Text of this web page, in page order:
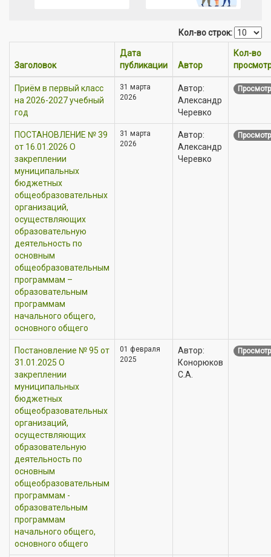
Кол-во строк:
Заголовок
Дата
публикации
Автор
Кол-во
Приём в первый класс
на 2026-2027 учебный
год
31 марта
2026
Автор:
Александр
Черевко
ПОСТАНОВЛЕНИЕ № 39
от 16.01.2026 О
закреплении
муниципальных
бюджетных
общеобразовательных
организаций,
осуществляющих
образовательную
деятельность по
основным
общеобразовательным
программам –
образовательным
программам
начального общего,
основного общего
31 марта
2026
Автор:
Александр
Черевко
Постановление № 95 от
31.01.2025 О
закреплении
муниципальных
бюджетных
общеобразовательных
организаций,
осуществляющих
образовательную
деятельность по
основным
общеобразовательным
программам -
образовательным
программам
начального общего,
основного общего
01 февраля
2025
Автор:
Конорюков
С.А.